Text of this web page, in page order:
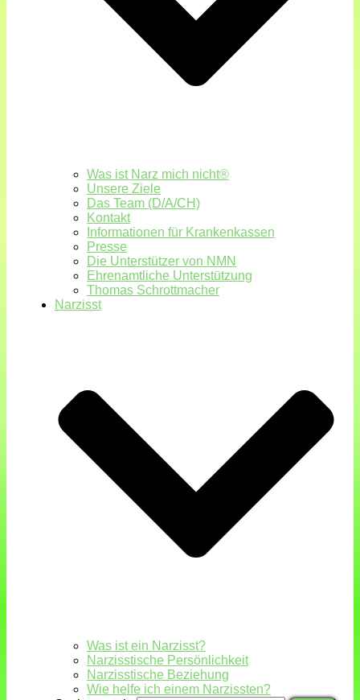
Was ist Narz mich nicht®
Unsere Ziele
Das Team (D/A/CH)
Kontakt
Informationen für Krankenkassen
Presse
Die Unterstützer von NMN
Ehrenamtliche Unterstützung
Thomas Schrottmacher
Narzisst
Was ist ein Narzisst?
Narzisstische Persönlichkeit
Narzisstische Beziehung
Wie helfe ich einem Narzissten?